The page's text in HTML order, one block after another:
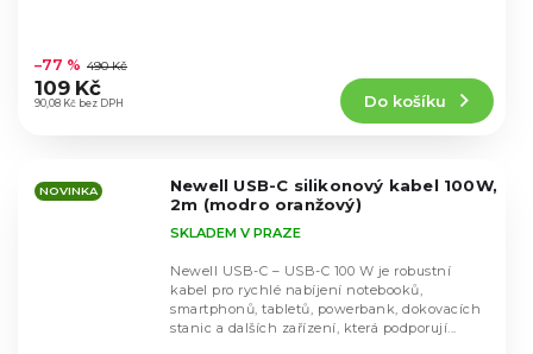
hodnocení
produktu
je
hvězdiček.
90,08 Kč bez DPH
–77 % 490 Kč
109 Kč
Do košíku
NOVINKA
Newell USB-C silikonový kabel 100W,
2m (modro oranžový)
SKLADEM V PRAZE
Newell USB-C – USB-C 100 W je robustní
kabel pro rychlé nabíjení notebooků,
smartphonů, tabletů, powerbank, dokovacích
stanic a dalších zařízení, která podporují...